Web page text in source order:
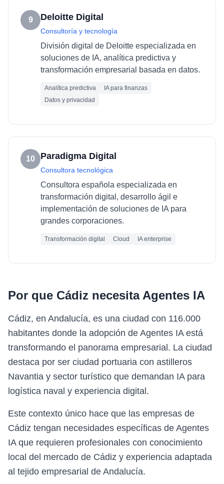
9 Deloitte Digital
Consultoría y tecnología
División digital de Deloitte especializada en
soluciones de IA, analítica predictiva y
transformación empresarial basada en datos.
Analítica predictiva
IA para finanzas
Datos y privacidad
10 Paradigma Digital
Consultora tecnológica
Consultora española especializada en
transformación digital, desarrollo ágil e
implementación de soluciones de IA para
grandes corporaciones.
Transformación digital Cloud IA enterprise
Por que Cádiz necesita Agentes IA
Cádiz, en Andalucía, es una ciudad con 116.000
habitantes donde la adopción de Agentes IA está
transformando el panorama empresarial. La ciudad
destaca por ser ciudad portuaria con astilleros
Navantia y sector turístico que demandan IA para
logística naval y experiencia digital.
Este contexto único hace que las empresas de
Cádiz tengan necesidades específicas de Agentes
IA que requieren profesionales con conocimiento
local del mercado de Cádiz y experiencia adaptada
al tejido empresarial de Andalucía.